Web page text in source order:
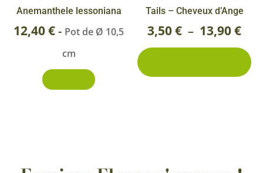
Anemanthele lessoniana
12,40€- Pot de Ø 10,5
cm
Tails – Cheveux d’Ange
3,50€ – 13,90€